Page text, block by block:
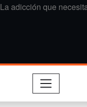
La adicción que